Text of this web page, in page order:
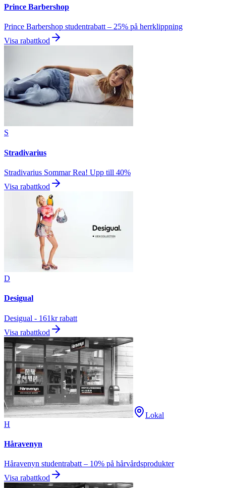
Prince Barbershop
Prince Barbershop studentrabatt – 25% på herrklippning
Visa rabattkod
S
Stradivarius
Stradivarius Sommar Rea! Upp till 40%
Visa rabattkod
D
Desigual
Desigual - 161kr rabatt
Visa rabattkod
Lokal
H
Håravenyn
Håravenyn studentrabatt – 10% på hårvårdsprodukter
Visa rabattkod